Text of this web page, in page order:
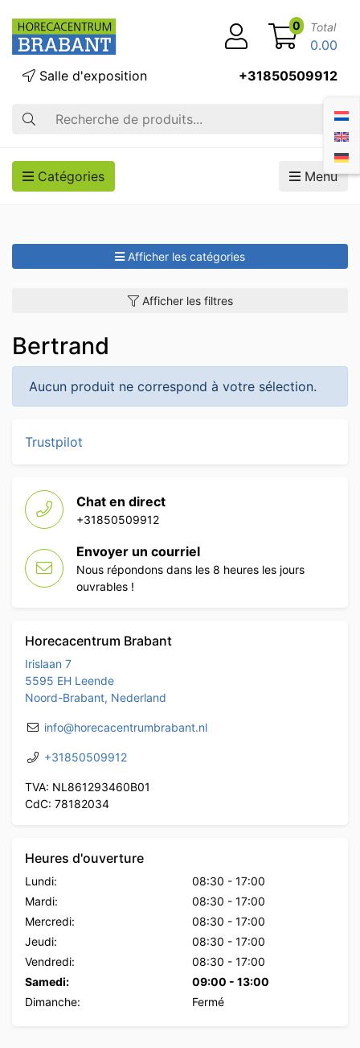
Recherche
Salle d'exposition +31850509912
0 Total
0.00
Catégories Menu
Afficher les catégories
Afficher les filtres
Bertrand
Aucun produit ne correspond à votre sélection.
Trustpilot
Chat en direct
+31850509912
Envoyer un courriel
Nous répondons dans les 8 heures les jours
ouvrables !
Horecacentrum Brabant
Irislaan 7
5595 EH Leende
Noord-Brabant, Nederland
info@horecacentrumbrabant.nl
+31850509912
TVA: NL861293460B01
CdC: 78182034
Heures d'ouverture
Lundi: 08:30 - 17:00
Mardi:
08:30 - 17:00
Mercredi:
08:30 - 17:00
Jeudi:
08:30 - 17:00
Vendredi:
08:30 - 17:00
Samedi:
09:00 - 13:00
Dimanche:
Fermé